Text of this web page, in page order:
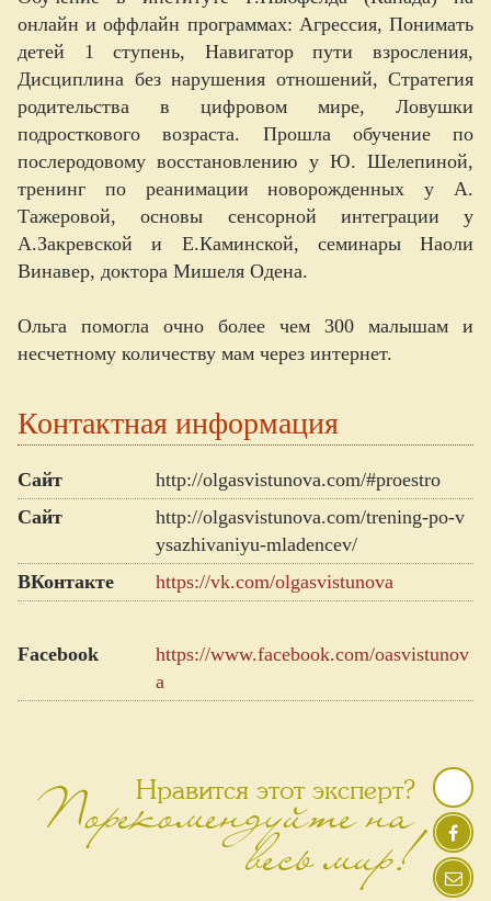
онлайн и оффлайн программах: Агрессия, Понимать
детей 1 ступень, Навигатор пути взросления,
Дисциплина без нарушения отношений, Стратегия
родительства в цифровом мире, Ловушки
подросткового возраста. Прошла обучение по
послеродовому восстановлению у Ю. Шелепиной,
тренинг по реанимации новорожденных у А.
Тажеровой, основы сенсорной интеграции у
А.Закревской и Е.Каминской, семинары Наоли
Винавер, доктора Мишеля Одена.
Ольга помогла очно более чем 300 малышам и
несчетному количеству мам через интернет.
Контактная информация
Сайт
http://olgasvistunova.com/#proestro
Сайт
http://olgasvistunova.com/trening-po-v
ysazhivaniyu-mladencev/
ВКонтакте
https://vk.com/olgasvistunova
Facebook
https://www.facebook.com/oasvistunov
a
Нравится этот эксперт?
Порекомендуйте на
весь мир!